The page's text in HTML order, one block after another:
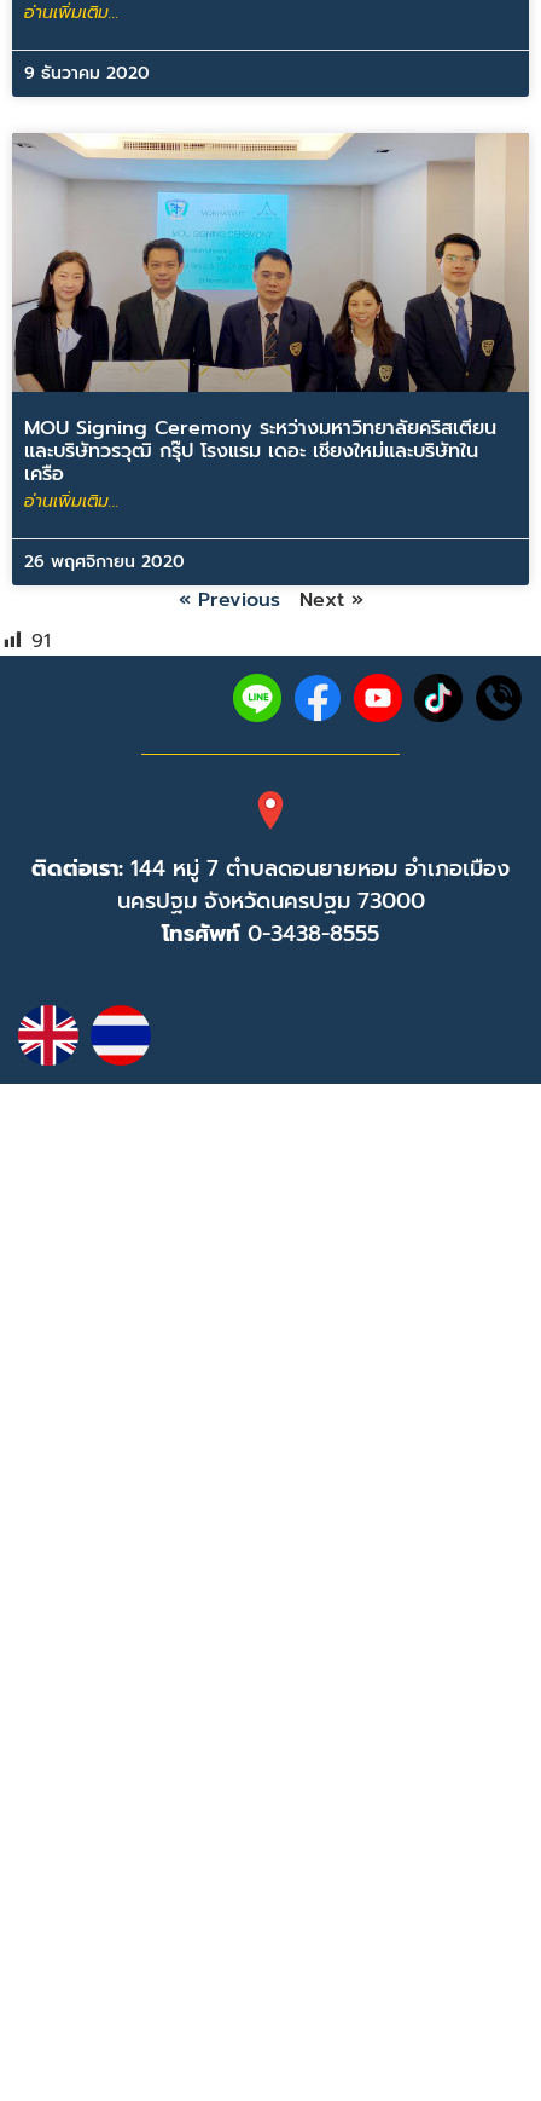
อ่านเพิ่มเติม...
9 ธันวาคม 2020
MOU Signing Ceremony ระหว่างมหาวิทยาลัยคริสเตียน
และบริษัทวรวุฒิ กรุ๊ป โรงแรม เดอะ เชียงใหม่และบริษัทใน
เครือ
อ่านเพิ่มเติม...
26 พฤศจิกายน 2020
« Previous
Next »
91
ติดต่อเรา: 144 หมู่ 7 ตำบลดอนยายหอม อำเภอเมือง
นครปฐม จังหวัดนครปฐม 73000
โทรศัพท์ 0-3438-8555